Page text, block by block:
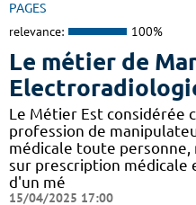
PAGES
relevance: 100%
Le métier de
Le Métier Est considérée
profession de
médicale toute personne,
sur prescription médicale
d'un mé
15/04/2025 17:00